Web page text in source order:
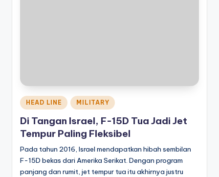
Posted
in
HEAD LINE MILITARY
Di Tangan Israel, F-15D Tua Jadi Jet
Tempur Paling Fleksibel
Pada tahun 2016, Israel mendapatkan hibah sembilan
F-15D bekas dari Amerika Serikat. Dengan program
panjang dan rumit, jet tempur tua itu akhirnya justru